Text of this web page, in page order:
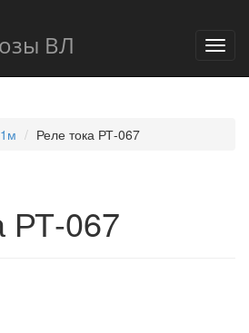
ВЛ
Реле тока РТ-067
РТ-067